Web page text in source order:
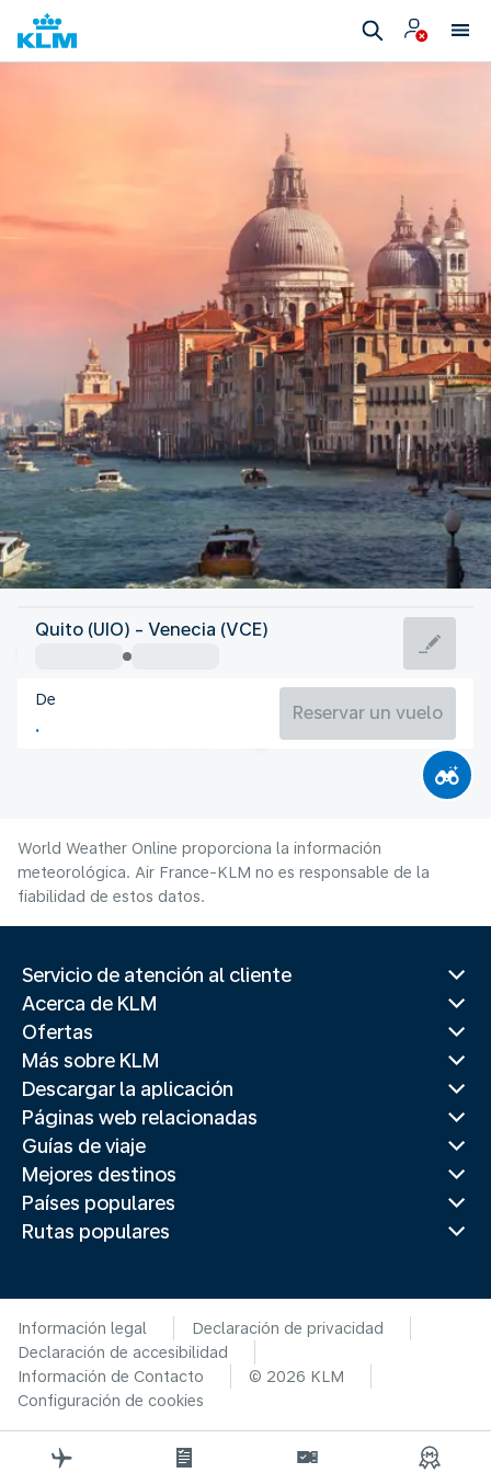
Italia
Venecia
Italia
Quito (UIO) - Venecia (VCE)
De
Reservar un vuelo
World Weather Online proporciona la información
meteorológica. Air France-KLM no es responsable de la
fiabilidad de estos datos.
Servicio de atención al cliente
Acerca de KLM
Ofertas
Más sobre KLM
Descargar la aplicación
Páginas web relacionadas
Guías de viaje
Mejores destinos
Países populares
Rutas populares
Información legal
Declaración de privacidad
Declaración de accesibilidad
Información de Contacto
© 2026 KLM
Configuración de cookies